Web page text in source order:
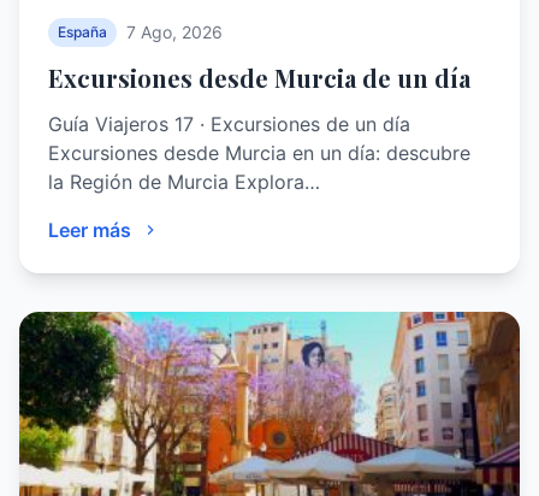
España 7 Ago, 2026
Excursiones desde Murcia de un día
Guía Viajeros 17 · Excursiones de un día
Excursiones desde Murcia en un día: descubre
la Región de Murcia Explora…
Leer más